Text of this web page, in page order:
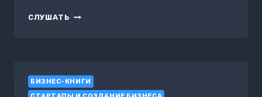
СЛУШАТЬ КАК
ДОСТИГНЕШЬ?
БИЗНЕС-КНИГИ